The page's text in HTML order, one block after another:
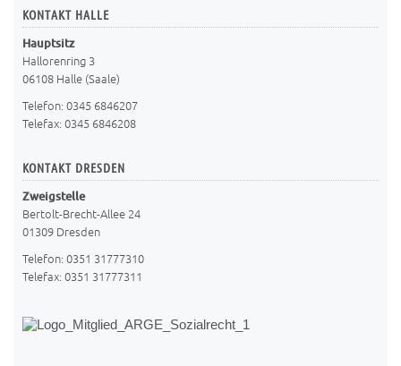
KONTAKT HALLE
Hauptsitz
Hallorenring 3
06108 Halle (Saale)
Telefon:0345 6846207
Telefax:0345 6846208
KONTAKT DRESDEN
Zweigstelle
Bertolt-Brecht-Allee 24
01309 Dresden
Telefon:0351 31777310
Telefax:0351 31777311